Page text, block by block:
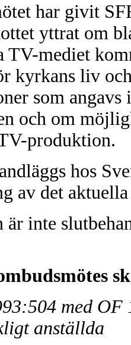
har givit
yttrat om
TV-mediet
kyrkans liv
som
och om
produktion.
hos
av det
är inte
med
anställda